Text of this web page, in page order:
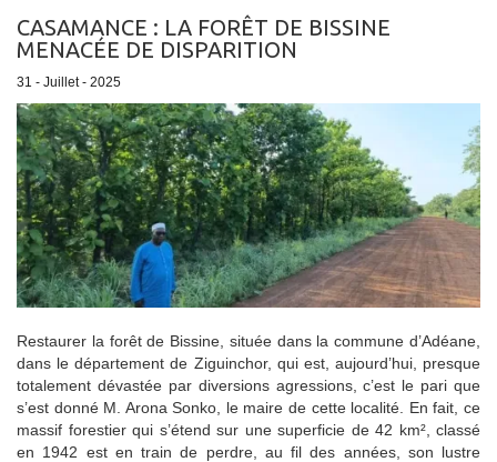
CASAMANCE : LA FORÊT DE BISSINE
MENACÉE DE DISPARITION
31 - Juillet - 2025
Restaurer la forêt de Bissine, située dans la commune d’Adéane,
dans le département de Ziguinchor, qui est, aujourd’hui, presque
totalement dévastée par diversions agressions, c’est le pari que
s’est donné M. Arona Sonko, le maire de cette localité. En fait, ce
massif forestier qui s’étend sur une superficie de 42 km², classé
en 1942 est en train de perdre, au fil des années, son lustre